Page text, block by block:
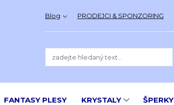
Blog PRODEJCI & SPONZORING
FANTASY PLESY KRYSTALY ŠPERKY